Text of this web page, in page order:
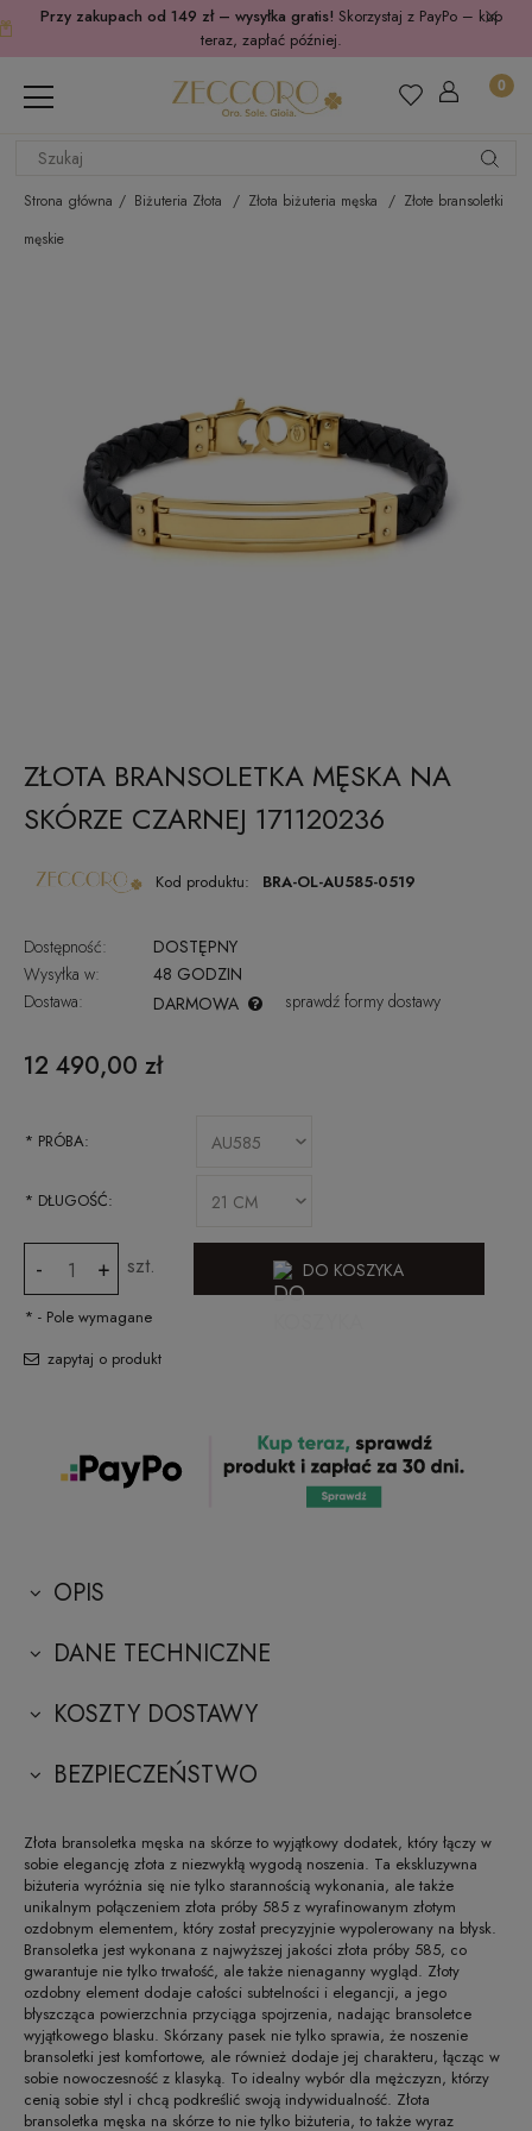
Przy zakupach od 149 zł – wysyłka gratis! Skorzystaj z PayPo – kup
teraz, zapłać później.
Strona główna Biżuteria Złota Złota biżuteria męska
Złote bransoletki
męskie
ZŁOTA BRANSOLETKA MĘSKA NA
SKÓRZE CZARNEJ 171120236
Kod produktu: BRA-OL-AU585-0519
Dostępność:
DOSTĘPNY
Wysyłka w:
48 GODZIN
Dostawa:
DARMOWA sprawdź formy dostawy
12 490,00 zł
* PRÓBA:
* DŁUGOŚĆ:
- + szt. DO KOSZYKA
* - Pole wymagane
zapytaj o produkt
OPIS
DANE TECHNICZNE
KOSZTY DOSTAWY
BEZPIECZEŃSTWO
Złota bransoletka męska na skórze to wyjątkowy dodatek, który łączy w
sobie elegancję złota z niezwykłą wygodą noszenia. Ta ekskluzywna
biżuteria wyróżnia się nie tylko starannością wykonania, ale także
unikalnym połączeniem złota próby 585 z wyrafinowanym złotym
ozdobnym elementem, który został precyzyjnie wypolerowany na błysk.
Bransoletka jest wykonana z najwyższej jakości złota próby 585, co
gwarantuje nie tylko trwałość, ale także nienaganny wygląd. Złoty
ozdobny element dodaje całości subtelności i elegancji, a jego
błyszcząca powierzchnia przyciąga spojrzenia, nadając bransoletce
wyjątkowego blasku. Skórzany pasek nie tylko sprawia, że noszenie
bransoletki jest komfortowe, ale również dodaje jej charakteru, łącząc w
sobie nowoczesność z klasyką. To idealny wybór dla mężczyzn, którzy
cenią sobie styl i chcą podkreślić swoją indywidualność. Złota
bransoletka męska na skórze to nie tylko biżuteria, to także wyraz